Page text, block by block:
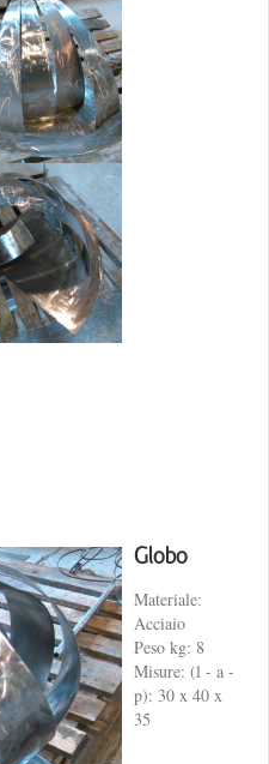
Globo
Materiale:
Acciaio
Peso kg: 8
Misure: (l - a -
p): 30 x 40 x
35